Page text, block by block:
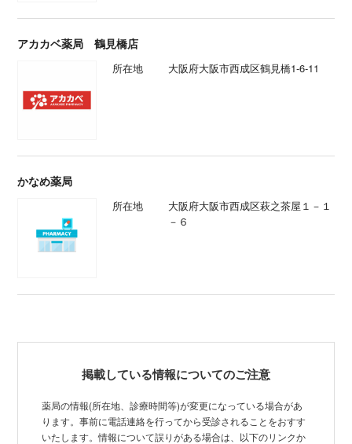
アカカベ薬局 鶴見橋店
所在地 大阪府大阪市西成区鶴見橋1-6-11
かなめ薬局
所在地
大阪府大阪市西成区萩之茶屋１－１
－６
掲載している情報についてのご注意
薬局の情報(所在地、診療時間等)が変更になっている場合があ
ります。事前に電話連絡を行ってから受診されることをおすす
いたします。情報について誤りがある場合は、以下のリンクか